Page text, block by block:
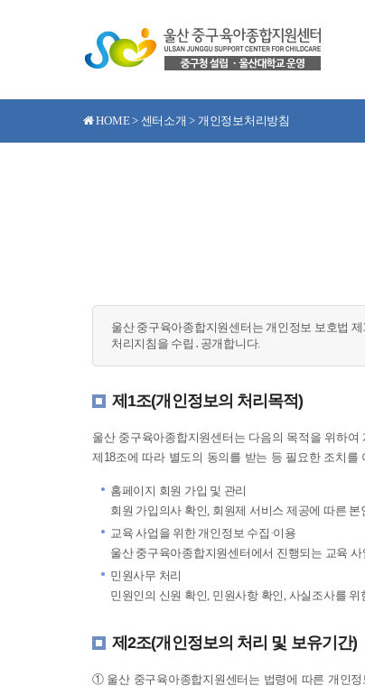
HOME > 센터소개 > 개인정보처리방침
울산 중구육아종합지원센터는 개인정보 보호법
처리지침을 수립․공개합니다.
제1조(개인정보의 처리목적)
울산 중구육아종합지원센터는 다음의 목적을 위하
제18조에 따라 별도의 동의를 받는 등 필요한 조치를
홈페이지 회원 가입 및 관리
회원 가입의사 확인, 회원제 서비스 제공에 따른
교육 사업을 위한 개인정보 수집·이용
울산 중구육아종합지원센터에서 진행되는 교육
민원사무 처리
민원인의 신원 확인, 민원사항 확인, 사실조사를
제2조(개인정보의 처리 및 보유기간)
① 울산 중구육아종합지원센터는 법령에 따른 개인